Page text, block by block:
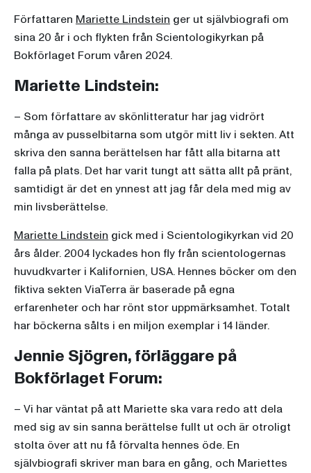
Författaren Mariette Lindstein ger ut självbiografi om
sina 20 år i och flykten från Scientologikyrkan på
Bokförlaget Forum våren 2024.
Mariette Lindstein:
– Som författare av skönlitteratur har jag vidrört
många av pusselbitarna som utgör mitt liv i sekten. Att
skriva den sanna berättelsen har fått alla bitarna att
falla på plats. Det har varit tungt att sätta allt på pränt,
samtidigt är det en ynnest att jag får dela med mig av
min livsberättelse.
Mariette Lindstein gick med i Scientologikyrkan vid 20
års ålder. 2004 lyckades hon fly från scientologernas
huvudkvarter i Kalifornien, USA. Hennes böcker om den
fiktiva sekten ViaTerra är baserade på egna
erfarenheter och har rönt stor uppmärksamhet. Totalt
har böckerna sålts i en miljon exemplar i 14 länder.
Jennie Sjögren, förläggare på
Bokförlaget Forum:
– Vi har väntat på att Mariette ska vara redo att dela
med sig av sin sanna berättelse fullt ut och är otroligt
stolta över att nu få förvalta hennes öde. En
självbiografi skriver man bara en gång, och Mariettes